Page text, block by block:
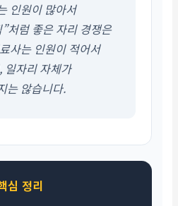
인원이 많아서
처럼 좋은 자리 경쟁은
사는 인원이 적어서
일자리 자체가
는 않습니다.
심 정리